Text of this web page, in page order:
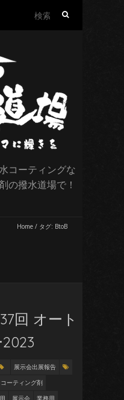
コーティングな
の撥水道場で！
Home / タグ: BtoB
回 オート
展示会出展報告
コーティング剤
展示会
業務用